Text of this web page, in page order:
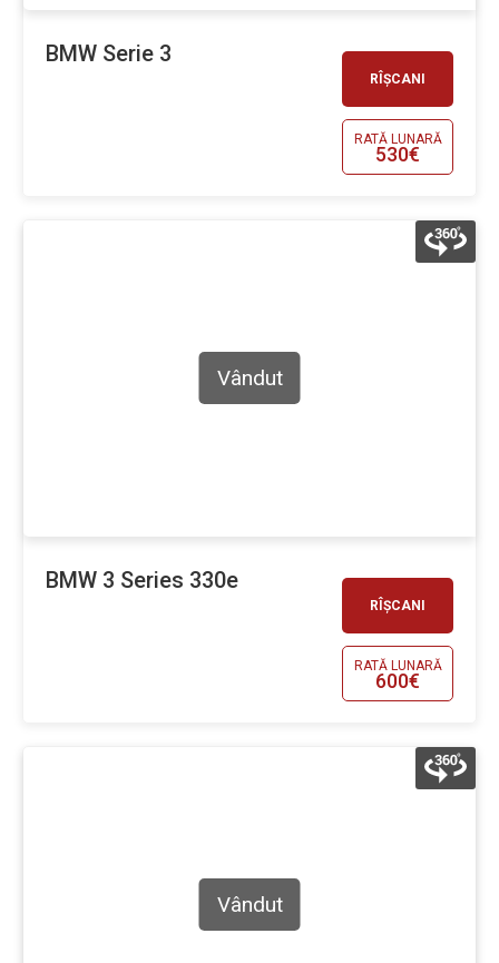
RÎȘCANI
RATĂ LUNARĂ
530€
BMW Serie 3
RÎȘCANI
RATĂ LUNARĂ
600€
Vândut
BMW 3 Series 330e
Vândut